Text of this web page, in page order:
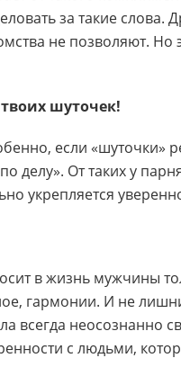
за такие слова.
не позволяют. Но
твоих шуточек!
если «шуточки»
делу». От таких у
укрепляется
в жизнь мужчины
гармонии. И не
всегда неосознанно
с людьми,